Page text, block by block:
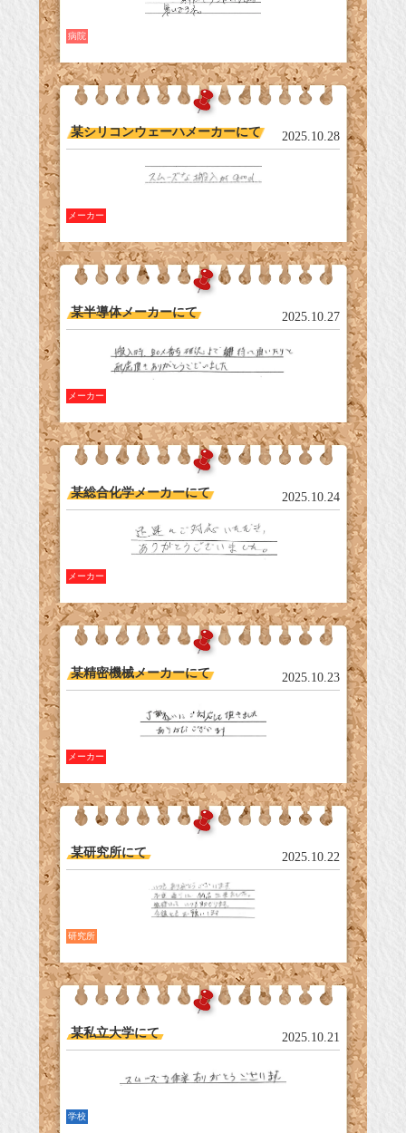
病院
某シリコンウェーハメーカーにて 2025.10.28
メーカー
某半導体メーカーにて 2025.10.27
メーカー
某総合化学メーカーにて 2025.10.24
メーカー
某精密機械メーカーにて 2025.10.23
メーカー
某研究所にて 2025.10.22
研究所
某私立大学にて 2025.10.21
学校